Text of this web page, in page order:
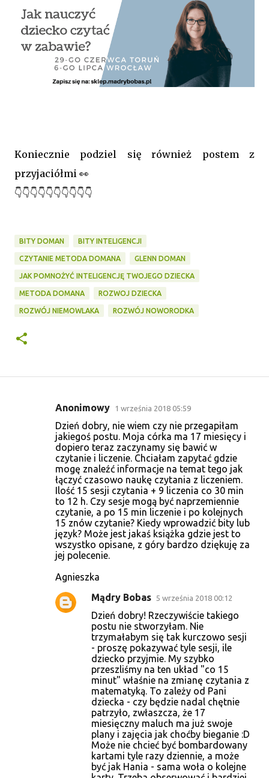
Koniecznie podziel się również postem z
przyjaciółmi 👀
👇👇👇👇👇👇👇👇👇👇
BITY DOMAN BITY INTELIGENCJI
CZYTANIE METODA DOMANA GLENN DOMAN
JAK POMNOŻYĆ INTELIGENCJĘ TWOJEGO DZIECKA
METODA DOMANA ROZWOJ DZIECKA
ROZWÓJ NIEMOWLAKA ROZWÓJ NOWORODKA
Anonimowy 1 września 2018 05:59
Dzień dobry, nie wiem czy nie przegapiłam
jakiegoś postu. Moja córka ma 17 miesięcy i
dopiero teraz zaczynamy się bawić w
czytanie i liczenie. Chciałam zapytać gdzie
mogę znaleźć informacje na temat tego jak
łączyć czasowo naukę czytania z liczeniem.
Ilość 15 sesji czytania + 9 liczenia co 30 min
to 12 h. Czy sesje mogą być naprzemiennie
czytanie, a po 15 min liczenie i po kolejnych
15 znów czytanie? Kiedy wprowadzić bity lub
język? Może jest jakaś książka gdzie jest to
wszystko opisane, z góry bardzo dziękuję za
jej polecenie.
Agnieszka
Mądry Bobas
5 września 2018 00:12
Dzień dobry! Rzeczywiście takiego
postu nie stworzyłam. Nie
trzymałabym się tak kurczowo sesji
- proszę pokazywać tyle sesji, ile
dziecko przyjmie. My szybko
przeszliśmy na ten układ "co 15
minut" właśnie na zmianę czytania z
matematyką. To zależy od Pani
dziecka - czy będzie nadal chętnie
patrzyło, zwłaszcza, że 17
miesięczny maluch ma już swoje
plany i zajęcia jak choćby bieganie :D
Może nie chcieć być bombardowany
kartami tyle razy dziennie, a może
być jak Hania - sama woła o kolejne